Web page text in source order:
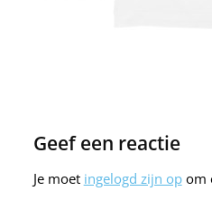
Geef een reactie
Je moet ingelogd zijn opom